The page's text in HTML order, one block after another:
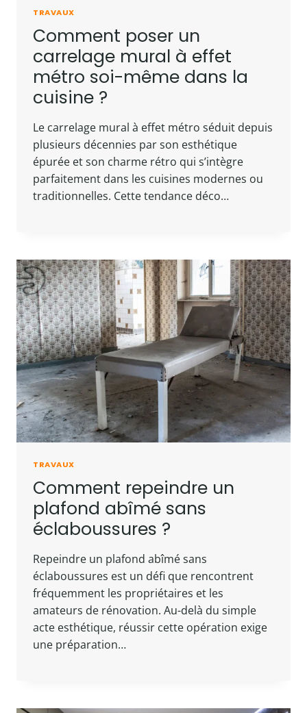
TRAVAUX
Comment poser un
carrelage mural à effet
métro soi-même dans la
cuisine ?
Le carrelage mural à effet métro séduit depuis
plusieurs décennies par son esthétique
épurée et son charme rétro qui s’intègre
parfaitement dans les cuisines modernes ou
traditionnelles. Cette tendance déco…
TRAVAUX
Comment repeindre un
plafond abîmé sans
éclaboussures ?
Repeindre un plafond abîmé sans
éclaboussures est un défi que rencontrent
fréquemment les propriétaires et les
amateurs de rénovation. Au-delà du simple
acte esthétique, réussir cette opération exige
une préparation…